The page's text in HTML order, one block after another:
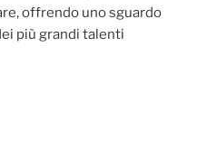
offrendo uno sguardo
più grandi talenti